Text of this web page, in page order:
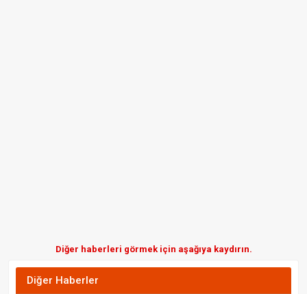
Diğer haberleri görmek için aşağıya kaydırın.
Diğer Haberler